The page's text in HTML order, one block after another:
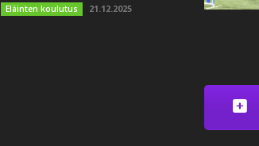
Eläinten koulutus 21.12.2025